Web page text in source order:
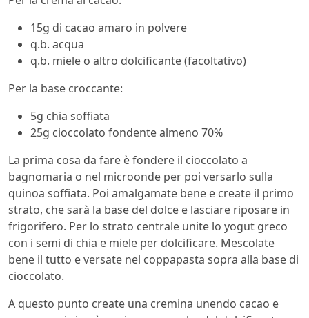
15g di cacao amaro in polvere
q.b. acqua
q.b. miele o altro dolcificante (facoltativo)
Per la base croccante:
5g chia soffiata
25g cioccolato fondente almeno 70%
La prima cosa da fare è fondere il cioccolato a
bagnomaria o nel microonde per poi versarlo sulla
quinoa soffiata. Poi amalgamate bene e create il primo
strato, che sarà la base del dolce e lasciare riposare in
frigorifero. Per lo strato centrale unite lo yogut greco
con i semi di chia e miele per dolcificare. Mescolate
bene il tutto e versate nel coppapasta sopra alla base di
cioccolato.
A questo punto create una cremina unendo cacao e